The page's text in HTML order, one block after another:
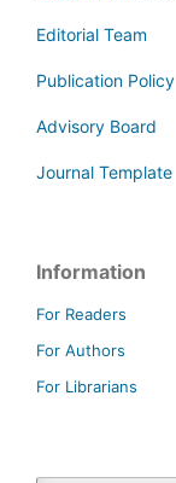
Editorial Team
Publication Policy
Advisory Board
Journal Template
Information
For Readers
For Authors
For Librarians